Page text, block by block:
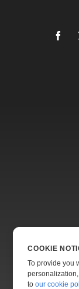
COOKIE
To provide you
toour cookie